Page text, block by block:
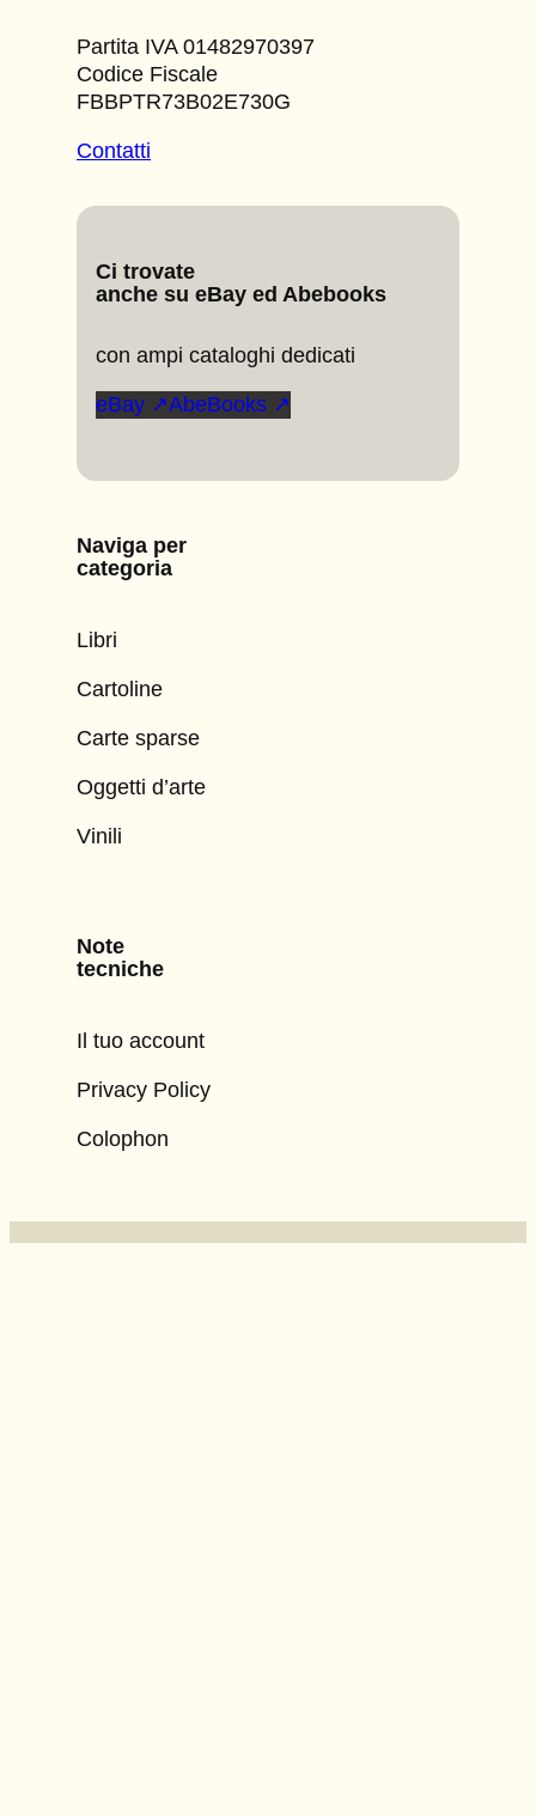
Partita IVA 01482970397
Codice Fiscale
FBBPTR73B02E730G
Contatti
Ci trovate
anche su eBay ed Abebooks
con ampi cataloghi dedicati
eBay ↗AbeBooks ↗
Naviga per
categoria
Libri
Cartoline
Carte sparse
Oggetti d’arte
Vinili
Note
tecniche
Il tuo account
Privacy Policy
Colophon